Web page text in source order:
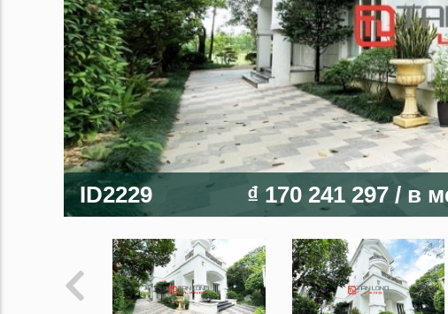
ID2229 ₫ 170 241 297 / в